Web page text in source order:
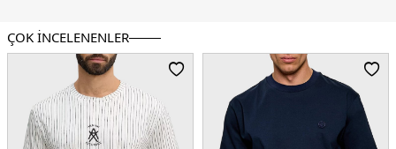
ÇOK İNCELENENLER